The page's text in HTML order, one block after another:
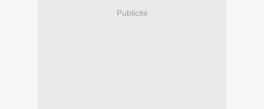
Publicité